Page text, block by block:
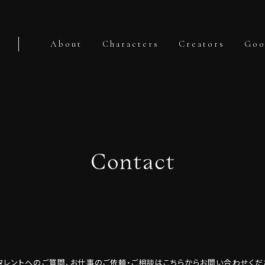
About Characters Creators
レントへのご質問、お仕事のご依頼・ご相談はこちらからお問い合わせくだ